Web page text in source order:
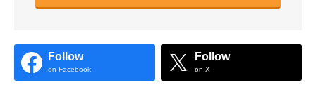
Follow
on Facebook
Follow
on X